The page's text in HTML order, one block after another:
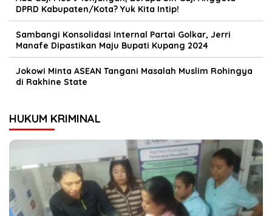
DPRD Kabupaten/Kota? Yuk Kita Intip!
Sambangi Konsolidasi Internal Partai Golkar, Jerri
Manafe Dipastikan Maju Bupati Kupang 2024
Jokowi Minta ASEAN Tangani Masalah Muslim Rohingya
di Rakhine State
HUKUM KRIMINAL